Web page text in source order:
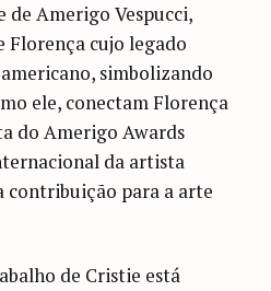
de Amerigo Vespucci,
cujo legado
simbolizando
ele, conectam Florença
do Amerigo Awards
da artista
contribuição para a arte
de Cristie está